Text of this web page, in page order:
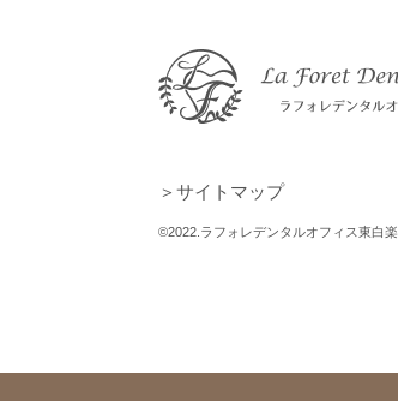
＞サイトマップ
©2022.ラフォレデンタルオフィス東白楽